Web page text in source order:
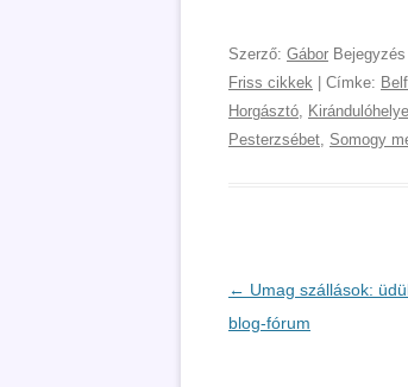
Szerző: Gábor
Friss cikkek | Címke:
Horgásztó
Pesterzsébet Somogy
Bejegyzés
navigáció
← Umag szállások:
blog-fórum